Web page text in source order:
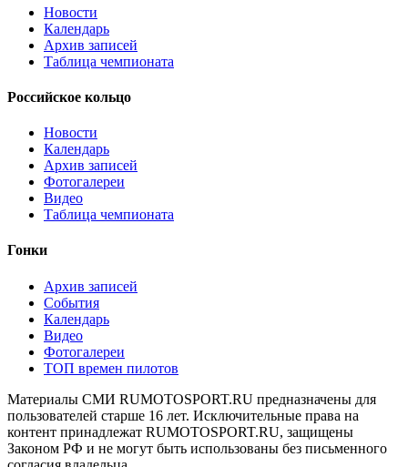
Новости
Календарь
Архив записей
Таблица чемпионата
Российское кольцо
Новости
Календарь
Архив записей
Фотогалереи
Видео
Таблица чемпионата
Гонки
Архив записей
События
Календарь
Видео
Фотогалереи
ТОП времен пилотов
Материалы СМИ RUMOTOSPORT.RU предназначены для
пользователей старше 16 лет. Исключительные права на
контент принадлежат RUMOTOSPORT.RU, защищены
Законом РФ и не могут быть использованы без письменного